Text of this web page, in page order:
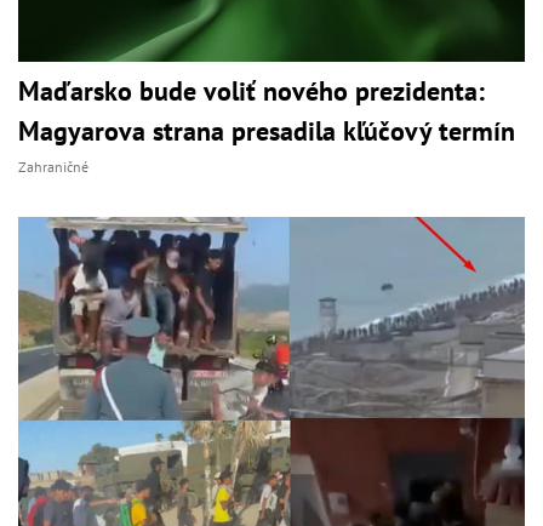
Maďarsko bude voliť nového prezidenta:
Magyarova strana presadila kľúčový termín
Zahraničné